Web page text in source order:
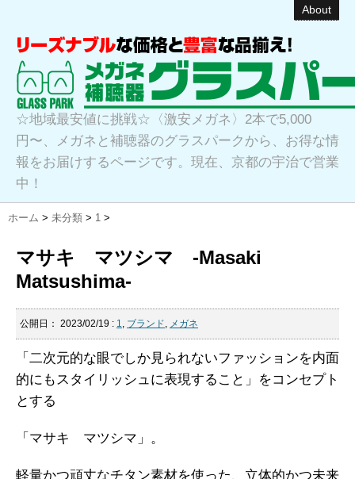
About
☆地域最安値に挑戦☆〈激安メガネ〉2本で5,000
円〜、メガネと補聴器のグラスパークから、お得な情
報をお届けするページです。現在、京都の宇治で営業
中！
ホーム > 未分類 > 1 >
マサキ マツシマ -Masaki
Matsushima-
公開日： 2023/02/19 : 1, ブランド, メガネ
「二次元的な眼でしか見られないファッションを内面
的にもスタイリッシュに表現すること」をコンセプト
とする
「マサキ マツシマ」。
軽量かつ頑丈なチタン素材を使った、立体的かつ未来